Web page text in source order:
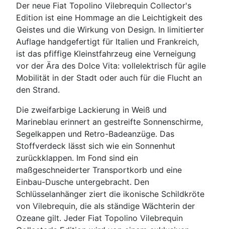
Der neue Fiat Topolino Vilebrequin Collector's
Edition ist eine Hommage an die Leichtigkeit des
Geistes und die Wirkung von Design. In limitierter
Auflage handgefertigt für Italien und Frankreich,
ist das pfiffige Kleinstfahrzeug eine Verneigung
vor der Ära des Dolce Vita: vollelektrisch für agile
Mobilität in der Stadt oder auch für die Flucht an
den Strand.
Die zweifarbige Lackierung in Weiß und
Marineblau erinnert an gestreifte Sonnenschirme,
Segelkappen und Retro-Badeanzüge. Das
Stoffverdeck lässt sich wie ein Sonnenhut
zurückklappen. Im Fond sind ein
maßgeschneiderter Transportkorb und eine
Einbau-Dusche untergebracht. Den
Schlüsselanhänger ziert die ikonische Schildkröte
von Vilebrequin, die als ständige Wächterin der
Ozeane gilt. Jeder Fiat Topolino Vilebrequin